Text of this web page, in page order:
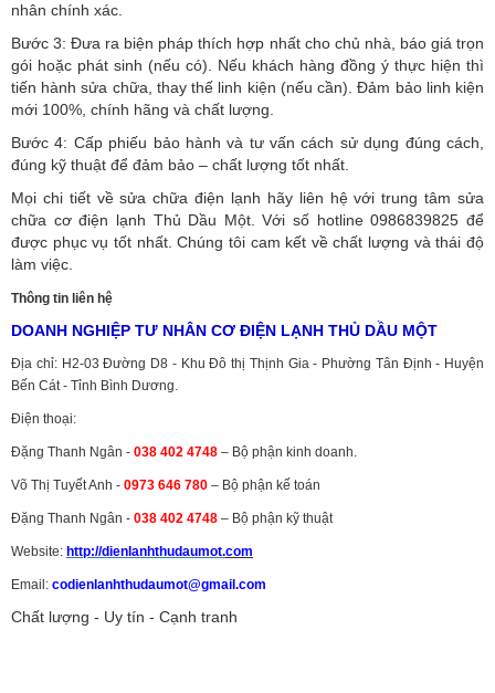
nhân chính xác.
Bước 3: Đưa ra biện pháp thích hợp nhất cho chủ nhà, báo giá trọn
gói hoặc phát sinh (nếu có). Nếu khách hàng đồng ý thực hiện thì
tiến hành sửa chữa, thay thế linh kiện (nếu cần). Đảm bảo linh kiện
mới 100%, chính hãng và chất lượng.
Bước 4: Cấp phiếu bảo hành và tư vấn cách sử dụng đúng cách,
đúng kỹ thuật để đảm bảo – chất lượng tốt nhất.
Mọi chi tiết về sửa chữa điện lạnh hãy liên hệ với trung tâm sửa
chữa cơ điện lạnh Thủ Dầu Một. Với số hotline 0986839825 để
được phục vụ tốt nhất. Chúng tôi cam kết về chất lượng và thái độ
làm việc.
Thông tin liên hệ
DOANH NGHIỆP TƯ NHÂN CƠ ĐIỆN LẠNH THỦ DẦU MỘT
Địa chỉ: H2-03 Đường D8 - Khu Đô thị Thịnh Gia - Phường Tân Định - Huyện
Bến Cát - Tỉnh Bình Dương.
Điện thoại:
Đặng Thanh Ngân - 038 402 4748 – Bộ phận kinh doanh.
Võ Thị Tuyết Anh - 0973 646 780 – Bộ phận kế toán
Đặng Thanh Ngân - 038 402 4748 – Bộ phận kỹ thuật
Website: http://dienlanhthudaumot.com
Email: codienlanhthudaumot@gmail.com
Chất lượng - Uy tín - Cạnh tranh